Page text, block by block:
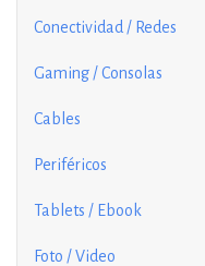
Conectividad / Redes
Gaming / Consolas
Cables
Periféricos
Tablets / Ebook
Foto / Video